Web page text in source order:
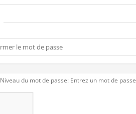
Niveau du mot de passe: Entrez un mot de passe